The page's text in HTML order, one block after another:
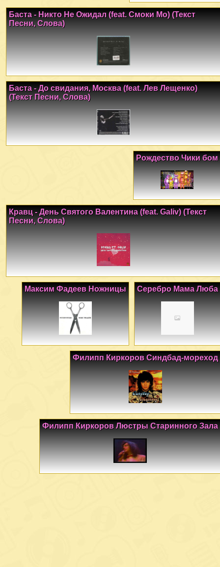
Баста - Никто Не Ожидал (feat. Смоки Мо) (Текст
Песни, Слова)
Баста - До свидания, Москва (feat. Лев Лещенко)
(Текст Песни, Слова)
Рождество Чики бом
Кравц - День Святого Валентина (feat. Galiv) (Текст
Песни, Слова)
Серебро Мама Люба
Максим Фадеев Ножницы
Филипп Киркоров Синдбад-мореход
Филипп Киркоров Люстры Старинного Зала